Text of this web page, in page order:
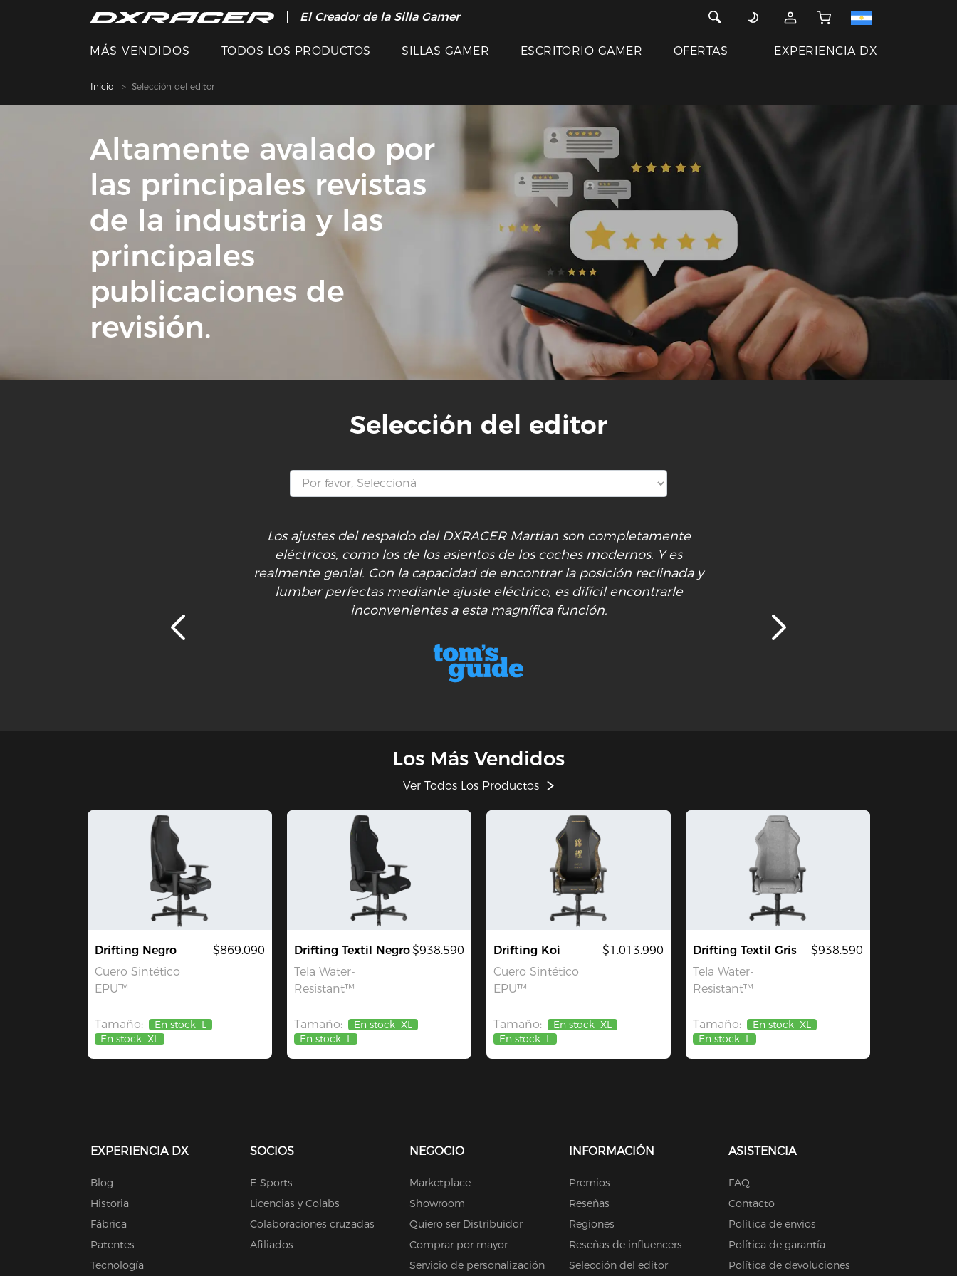
El Creador de la Silla Gamer
MÁS VENDIDOS TODOS LOS PRODUCTOS SILLAS GAMER ESCRITORIO GAMER OFERTAS EXPERIENCIA DX
Inicio Selección del editor
Altamente avalado por
las principales revistas
de la industria y las
principales
publicaciones de
revisión.
Selección del editor
Los ajustes del respaldo del DXRACER Martian son completamente
eléctricos, como los de los asientos de los coches modernos. Y es
realmente genial. Con la capacidad de encontrar la posición reclinada y
lumbar perfectas mediante ajuste eléctrico, es difícil encontrarle
inconvenientes a esta magnífica función.
Los Más Vendidos
Ver Todos Los Productos
Drifting Negro
Cuero Sintético
EPU™
$869.090
Tamaño: En stock L
En stock XL
Drifting Textil Negro
Tela Water-
Resistant™
$938.590
Tamaño: En stock XL
En stock L
Drifting Koi
Cuero Sintético
EPU™
$1.013.990
Tamaño: En stock XL
En stock L
Drifting Textil Gris
Tela Water-
Resistant™
$938.590
Tamaño: En stock XL
En stock L
EXPERIENCIA DX
Blog
Historia
Fábrica
Patentes
Tecnología
SOCIOS
E-Sports
Licencias y Colabs
Colaboraciones cruzadas
Afiliados
NEGOCIO
Marketplace
Showroom
Quiero ser Distribuidor
Comprar por mayor
Servicio de personalización
INFORMACIÓN
Premios
Reseñas
Regiones
Reseñas de influencers
Selección del editor
ASISTENCIA
FAQ
Contacto
Política de envios
Política de garantía
Política de devoluciones